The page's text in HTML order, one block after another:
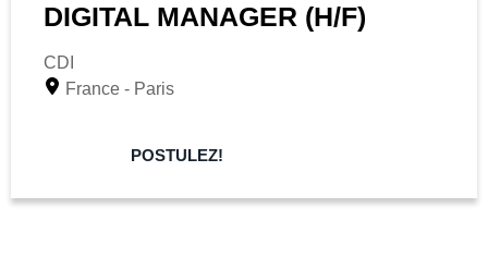
DIGITAL MANAGER (H/F)
CDI
France - Paris
POSTULEZ!